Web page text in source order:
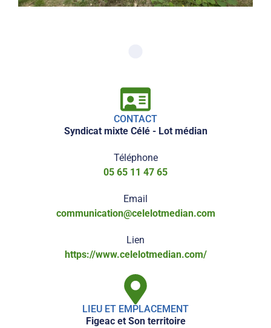
CONTACT
Syndicat mixte Célé - Lot médian
Téléphone
05 65 11 47 65
Email
communication@celelotmedian.com
Lien
https://www.celelotmedian.com/
LIEU ET EMPLACEMENT
Figeac et Son territoire